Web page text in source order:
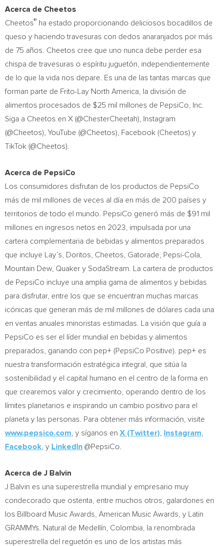
Acerca de Cheetos
Cheetos® ha estado proporcionando deliciosos bocadillos de
queso y haciendo travesuras con dedos anaranjados por más
de 75 años. Cheetos cree que uno nunca debe perder esa
chispa de travesuras o espíritu juguetón, independientemente
de lo que la vida nos depare. Es una de las tantas marcas que
forman parte de Frito-Lay North America , la división de
alimentos procesados de $25 mil millones de PepsiCo, Inc.
Siga a Cheetos en X (@ChesterCheetah), Instagram
(@Cheetos), YouTube (@Cheetos), Facebook (Cheetos) y
TikTok (@Cheetos).
Acerca de PepsiCo
Los consumidores disfrutan de los productos de PepsiCo
más de mil millones de veces al día en más de 200 países y
territorios de todo el mundo. PepsiCo generó más de $91 mil
millones en ingresos netos en 2023, impulsada por una
cartera complementaria de bebidas y alimentos preparados
que incluye Lay’s, Doritos, Cheetos, Gatorade, Pepsi-Cola,
Mountain Dew, Quaker y SodaStream. La cartera de productos
de PepsiCo incluye una amplia gama de alimentos y bebidas
para disfrutar, entre los que se encuentran muchas marcas
icónicas que generan más de mil millones de dólares cada una
en ventas anuales minoristas estimadas. La visión que guía a
PepsiCo es ser el líder mundial en bebidas y alimentos
preparados, ganando con pep+ (PepsiCo Positive). pep+ es
nuestra transformación estratégica integral, que sitúa la
sostenibilidad y el capital humano en el centro de la forma en
que crearemos valor y crecimiento, operando dentro de los
límites planetarios e inspirando un cambio positivo para el
planeta y las personas. Para obtener más información, visite
www.pepsico.com , y síganos en X (Twitter) Instagram
Facebook , y LinkedIn @PepsiCo.
Acerca de J Balvin
J Balvin es una superestrella mundial y empresario muy
condecorado que ostenta, entre muchos otros, galardones en
los Billboard Music Awards, American Music Awards, y Latin
GRAMMYs. Natural de Medellín, Colombia , la renombrada
superestrella del reguetón es uno de los artistas más